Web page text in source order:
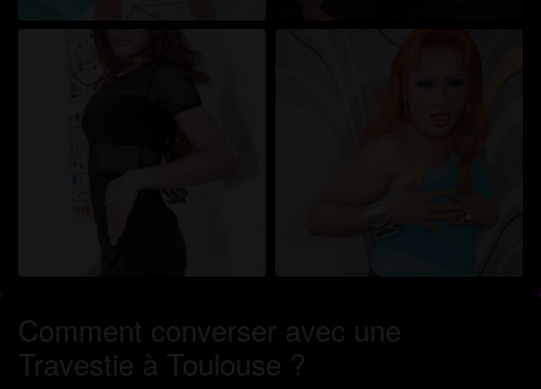
Comment converser avec une
Travestie à Toulouse ?